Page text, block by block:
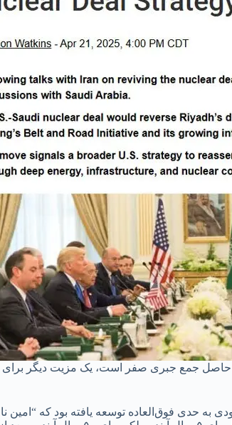
حاصل جمع جبری صفر است، یک مزیت دیگر
سعودی به حدی فوق‌العاده توسعه یافته بود که